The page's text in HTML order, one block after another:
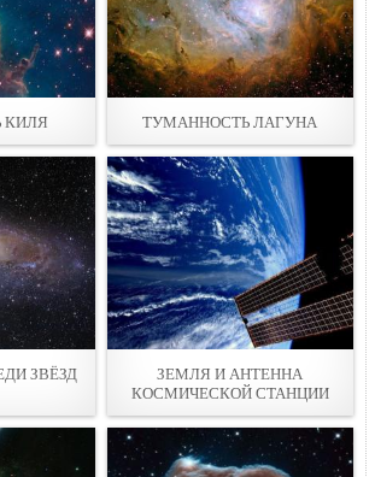
КИЛЯ ТУМАННОСТЬ ЛАГУНА
ЗВЁЗД
ЗЕМЛЯ И АНТЕННА
КОСМИЧЕСКОЙ СТАНЦИИ